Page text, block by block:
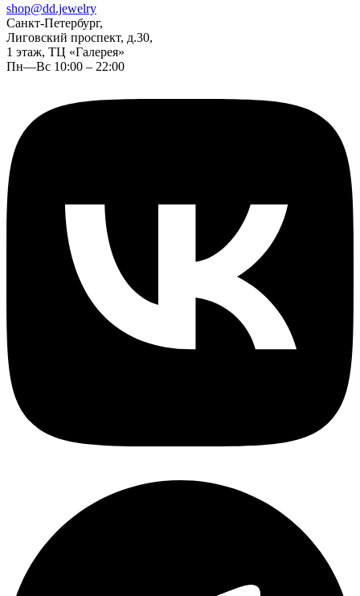
shop@dd.jewelry
Санкт-Петербург,
Лиговский проспект, д.30,
1 этаж, ТЦ «Галерея»
Пн—Вс 10:00 – 22:00